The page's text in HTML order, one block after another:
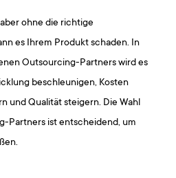
ohne die richtige
es Ihrem Produkt schaden. In
Outsourcing-Partners wird es
beschleunigen, Kosten
und Qualität steigern. Die Wahl
Partners ist entscheidend, um